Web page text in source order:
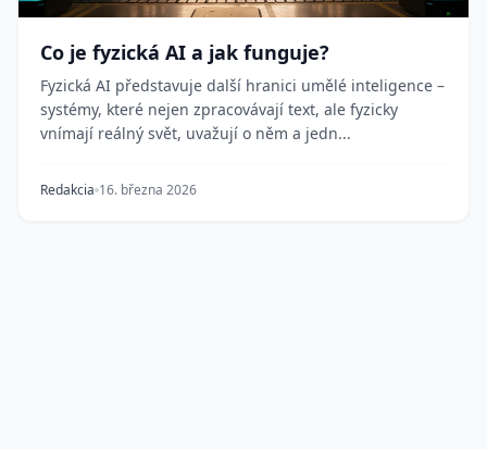
Co je fyzická AI a jak funguje?
Fyzická AI představuje další hranici umělé inteligence –
systémy, které nejen zpracovávají text, ale fyzicky
vnímají reálný svět, uvažují o něm a jedn...
Redakcia 16. března 2026